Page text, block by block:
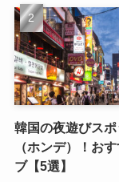
韓国の夜遊びス
（ホンデ）！お
ブ【5選】